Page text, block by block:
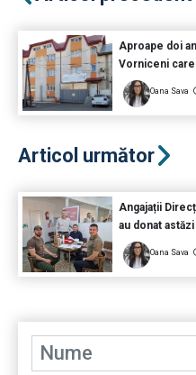
Aproape doi
Vorniceni care
Oana Sava
Articol următor
Angajații
au donat
Oana Sava